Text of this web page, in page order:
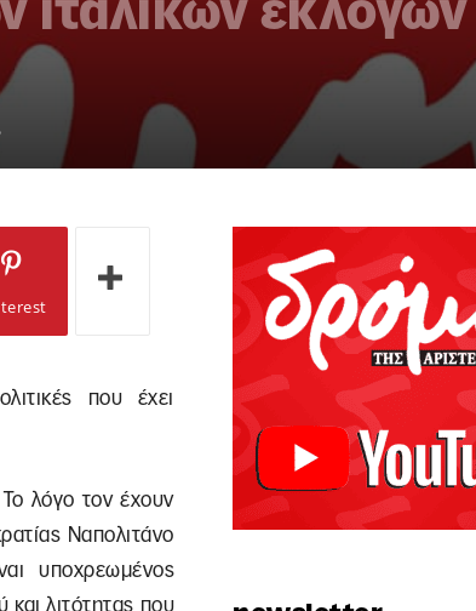
ιταλικών εκλογών
που έχει
λόγο τον έχουν
Ναπολιτάνο
υποχρεωμένος
λιτότητας που